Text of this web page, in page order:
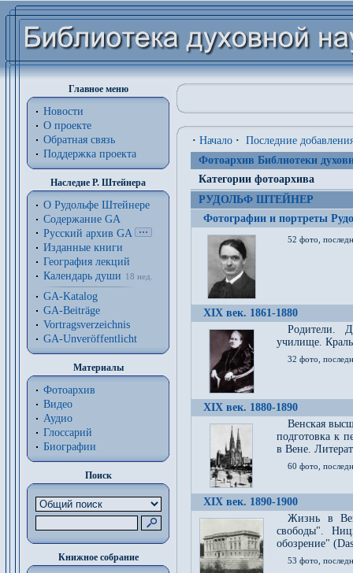
Главное меню
Новости
О проекте
Обратная связь
Поддержка проекта
Наследие Р. Штейнера
О Рудольфе Штейнере
Содержание GA
Русский архив GA
Изданные книги
География лекций
Календарь души
18 нед.
GA-Katalog
GA-Beiträge
Vortragsverzeichnis
GA-Unveröffentlicht
Материалы
Фотоархив
Видео
Аудио
Глоссарий
Биографии
Поиск
Книжное собрание
· Начало · Последние
Фотоархив Библиотеки
Категории фотоархива
РУДОЛЬФ ШТЕЙНЕР
Фотографии и портреты
52 фото,
XIX век. 1861-1880
Родители.
училище.
32 фото,
XIX век. 1880-1890
Венская
подготовка к
в Вене.
60 фото,
XIX век. 1890-1900
Жизнь в
свободы".
обозрение"
53 фото,